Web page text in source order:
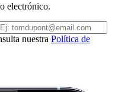
electrónico.
nuestra Política de